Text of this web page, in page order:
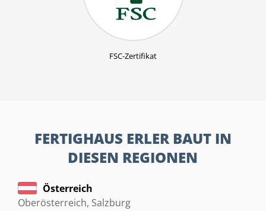
FSC-Zertifikat
FERTIGHAUS ERLER BAUT IN
DIESEN REGIONEN
Österreich
Oberösterreich, Salzburg